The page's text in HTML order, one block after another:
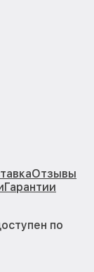
Отзывы
Гарантии
по